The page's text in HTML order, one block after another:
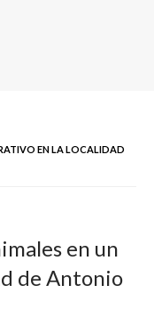
EN LA LOCALIDAD
en un
de Antonio